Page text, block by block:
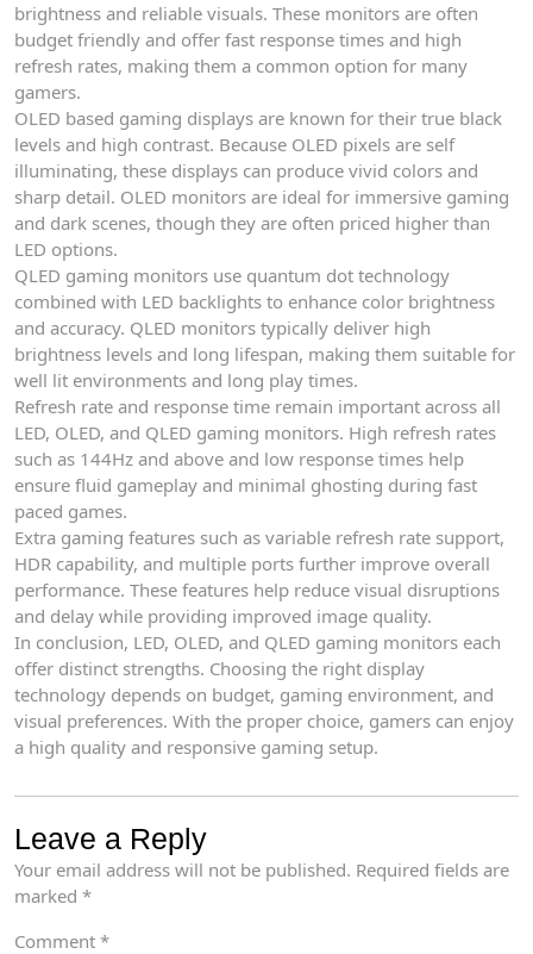
brightness and reliable visuals. These monitors are often
budget friendly and offer fast response times and high
refresh rates, making them a common option for many
gamers.
OLED based gaming displays are known for their true black
levels and high contrast. Because OLED pixels are self
illuminating, these displays can produce vivid colors and
sharp detail. OLED monitors are ideal for immersive gaming
and dark scenes, though they are often priced higher than
LED options.
QLED gaming monitors use quantum dot technology
combined with LED backlights to enhance color brightness
and accuracy. QLED monitors typically deliver high
brightness levels and long lifespan, making them suitable for
well lit environments and long play times.
Refresh rate and response time remain important across all
LED, OLED, and QLED gaming monitors. High refresh rates
such as 144Hz and above and low response times help
ensure fluid gameplay and minimal ghosting during fast
paced games.
Extra gaming features such as variable refresh rate support,
HDR capability, and multiple ports further improve overall
performance. These features help reduce visual disruptions
and delay while providing improved image quality.
In conclusion, LED, OLED, and QLED gaming monitors each
offer distinct strengths. Choosing the right display
technology depends on budget, gaming environment, and
visual preferences. With the proper choice, gamers can enjoy
a high quality and responsive gaming setup.
Leave a Reply
Your email address will not be published. Required fields are
marked *
Comment *